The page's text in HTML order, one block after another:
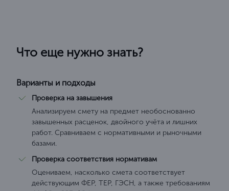
Что еще нужно знать?
Варианты и подходы
Проверка на завышения
Анализируем смету на предмет необоснованно
завышенных расценок, двойного учёта и лишних
работ. Сравниваем с нормативными и рыночными
базами.
Проверка соответствия нормативам
Оцениваем, насколько смета соответствует
действующим ФЕР, ТЕР, ГЭСН, а также требованиям